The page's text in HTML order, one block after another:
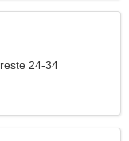
24-34